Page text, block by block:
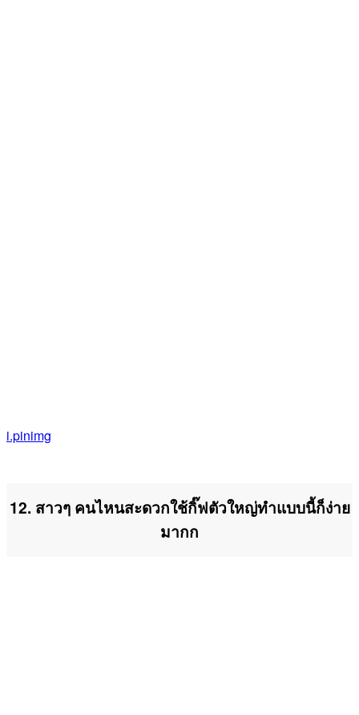
i.pinimg
12. สาวๆ คนไหนสะดวกใช้กิ๊ฟตัวใหญ่ทำแบบนี้ก็ง่าย
มากก